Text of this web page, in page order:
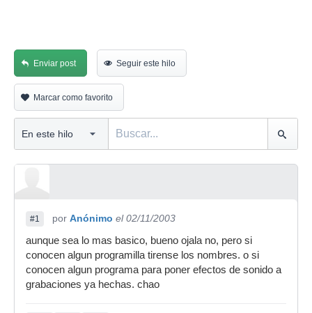
Enviar post Seguir este hilo
Marcar como favorito
#1 por Anónimo el 02/11/2003
aunque sea lo mas basico, bueno ojala no, pero si
conocen algun programilla tirense los nombres. o si
conocen algun programa para poner efectos de sonido a
grabaciones ya hechas. chao